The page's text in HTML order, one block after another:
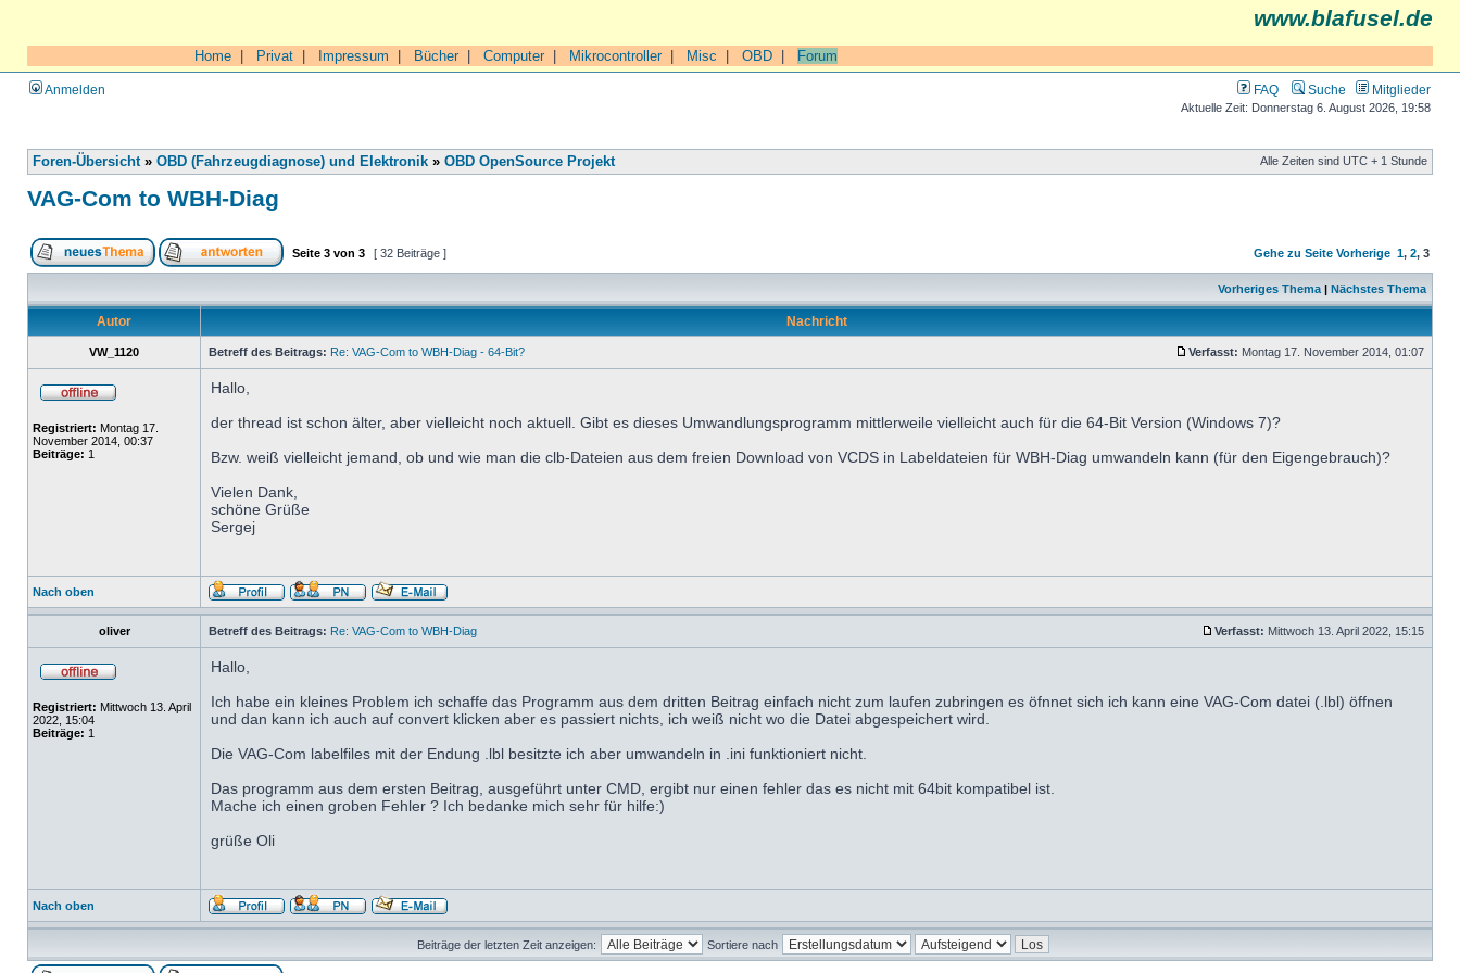
www.blafusel.de
Home Privat Impressum Bücher| Computer| Mikrocontroller| Misc OBD Forum
Anmelden FAQ Suche Mitglieder
Aktuelle Zeit: Donnerstag 6. August 2026, 19:58
Foren-Übersicht» OBD (Fahrzeugdiagnose) und Elektronik » OBD OpenSource Projekt Alle Zeiten sind UTC + 1 Stunde
VAG-Com to WBH-Diag
Seite 3 von 3 [ 32 Beiträge ] Gehe zu Seite Vorherige 1, 2, 3
Vorheriges Thema | Nächstes Thema
Autor Nachricht
VW_1120 Betreff des Beitrags: Re: VAG-Com to WBH-Diag - 64-Bit? Verfasst: Montag 17. November 2014, 01:07
Registriert: Montag 17.
November 2014, 00:37
Beiträge: 1
Hallo,
der thread ist schon älter, aber vielleicht noch aktuell. Gibt es dieses Umwandlungsprogramm mittlerweile vielleicht auch für die 64-Bit Version (Windows 7)?
Bzw. weiß vielleicht jemand, ob und wie man die clb-Dateien aus dem freien Download von VCDS in Labeldateien für WBH-Diag umwandeln kann (für den Eigengebrauch)?
Vielen Dank,
schöne Grüße
Sergej
Nach oben
oliver Betreff des Beitrags: Re: VAG-Com to WBH-Diag Verfasst: Mittwoch 13. April 2022, 15:15
Registriert: Mittwoch 13. April
2022, 15:04
Beiträge: 1
Hallo,
Ich habe ein kleines Problem ich schaffe das Programm aus dem dritten Beitrag einfach nicht zum laufen zubringen es öfnnet sich ich kann eine VAG-Com datei (.lbl) öffnen
und dan kann ich auch auf convert klicken aber es passiert nichts, ich weiß nicht wo die Datei abgespeichert wird.
Die VAG-Com labelfiles mit der Endung .lbl besitzte ich aber umwandeln in .ini funktioniert nicht.
Das programm aus dem ersten Beitrag, ausgeführt unter CMD, ergibt nur einen fehler das es nicht mit 64bit kompatibel ist.
Mache ich einen groben Fehler ? Ich bedanke mich sehr für hilfe:)
grüße Oli
Nach oben
Beiträge der letzten Zeit anzeigen: Sortiere nach